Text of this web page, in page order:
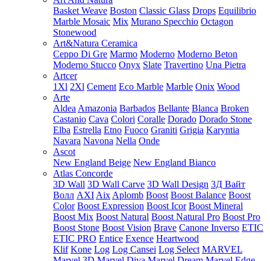
Basket Weave Boston Classic Glass Drops Equilibrio
Marble Mosaic Mix Murano Specchio Octagon
Stonewood
Art&Natura Ceramica
Ceppo Di Gre Marmo Moderno Moderno Beton
Moderno Stucco Onyx Slate Travertino Una Pietra
Artcer
1Xl 2Xl Cement Eco Marble Marble Onix Wood
Arte
Aldea Amazonia Barbados Bellante Blanca Broken
Castanio Cava Colori Coralle Dorado Dorado Stone
Elba Estrella Etno Fuoco Graniti Grigia Karyntia
Navara Navona Nella Onde
Ascot
New England Beige New England Bianco
Atlas Concorde
3D Wall 3D Wall Carve 3D Wall Design 3Д Вайт
Волл AXI Aix Aplomb Boost Boost Balance Boost
Color Boost Expression Boost Icor Boost Mineral
Boost Mix Boost Natural Boost Natural Pro Boost Pro
Boost Stone Boost Vision Brave Canone Inverso ETIC
ETIC PRO Entice Exence Heartwood
Klif Kone Log Log Cansei Log Select MARVEL